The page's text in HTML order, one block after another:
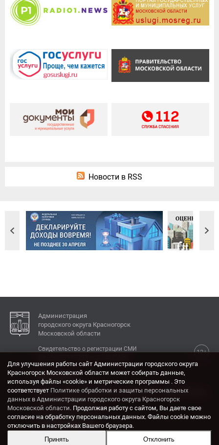
Новости в RSS
Администрация
городского округа Красногорск
Московской области
12+
Свидетельство о регистрации СМИ
КОНТАКТЫ
Адрес: 143404, Московская область, г. Красногорск,
ул. Ленина, дом 4.
Электронная почта:
krasrn@mosreg.ru
Для улучшения работы сайт Администрации городского округа
Красногорск Московской области может собирать данные,
используя файлы «cookie» и метрические программы . Это
соответствует Политике обработки и защиты персональных
данных в Администрации городского округа Красногорск
Московской области. Продолжая работу с сайтом, Вы даете свое
согласие на обработку персональных данных. Файлы cookie можно
отключить в настройках Вашего браузера.
Принять
Отклонить